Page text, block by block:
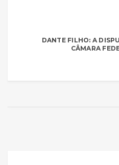
DANTE FILHO: A
CÂMARA